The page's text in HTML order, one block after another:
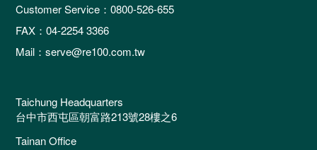
Customer Service：0800-526-655
FAX：04-2254 3366
Mail：serve@re100.com.tw
Taichung Headquarters
台中市西屯區朝富路213號28樓之6
Tainan Office